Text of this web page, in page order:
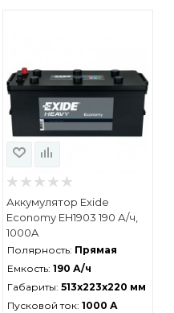
Аккумулятор Exide
Economy EH1903 190 А/ч,
1000A
Полярность: Прямая
Емкость: 190 А/ч
Габариты: 513x223x220 мм
Пусковой ток: 1000 А